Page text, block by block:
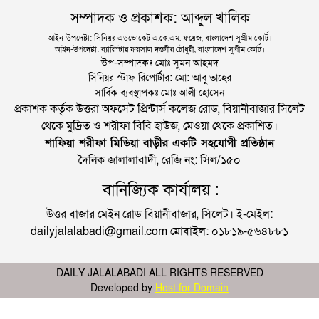
সম্পাদক ও প্রকাশক: আব্দুল খালিক
আইন-উপদেষ্টা: সিনিয়র এডভোকেট এ.কে.এম. ফয়েজ, বাংলাদেশ সুপ্রীম কোর্ট।
আইন-উপদেষ্টা: ব্যারিস্টার ফয়সাল দস্তগীর চৌধুরী, বাংলাদেশ সুপ্রীম কোর্ট।
উপ-সম্পাদকঃ মোঃ সুমন আহমদ
সিনিয়র স্টাফ রিপোর্টার: মো: আবু তাহের
সার্বিক ব্যবস্থাপকঃ মোঃ আলী হোসেন
প্রকাশক কর্তৃক উত্তরা অফসেট প্রিন্টার্স কলেজ রোড, বিয়ানীবাজার সিলেট
থেকে মুদ্রিত ও শরীফা বিবি হাউজ, মেওয়া থেকে প্রকাশিত।
শাফিয়া শরীফা মিডিয়া বাড়ীর একটি সহযোগী প্রতিষ্ঠান
দৈনিক জালালাবাদী, রেজি নং: সিল/১৫০
বানিজ্যিক কার্যালয় :
উত্তর বাজার মেইন রোড বিয়ানীবাজার, সিলেট। ই-মেইল:
dailyjalalabadi@gmail.com মোবাইল: ০১৮১৯-৫৬৪৮৮১
DAILY JALALABADI ALL RIGHTS RESERVED
Developed by Host for Domain